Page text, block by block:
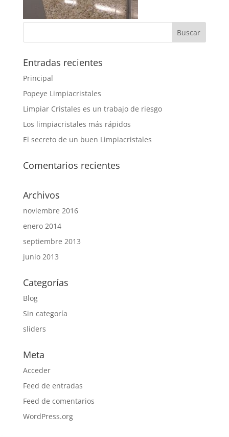
Entradas recientes
Principal
Popeye Limpiacristales
Limpiar Cristales es un trabajo de riesgo
Los limpiacristales más rápidos
El secreto de un buen Limpiacristales
Comentarios recientes
Archivos
noviembre 2016
enero 2014
septiembre 2013
junio 2013
Categorías
Blog
Sin categoría
sliders
Meta
Acceder
Feed de entradas
Feed de comentarios
WordPress.org